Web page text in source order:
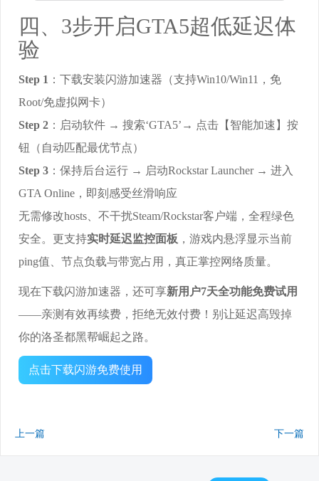
四、3步开启GTA5超低延迟体
验
Step 1 ：下载安装闪游加速器（支持Win10/Win11，免
Root/免虚拟网卡）
Step 2 ：启动软件 → 搜索‘GTA5’→ 点击【智能加速】按
钮（自动匹配最优节点）
Step 3 ：保持后台运行 → 启动Rockstar Launcher → 进入
GTA Online，即刻感受丝滑响应
无需修改hosts、不干扰Steam/Rockstar客户端，全程绿色
安全。更支持实时延迟监控面板 ，游戏内悬浮显示当前
ping值、节点负载与带宽占用，真正掌控网络质量。
现在下载闪游加速器，还可享新用户7天全功能免费试用
——亲测有效再续费，拒绝无效付费！别让延迟高毁掉
你的洛圣都黑帮崛起之路。
点击下载闪游免费使用
上一篇 下一篇